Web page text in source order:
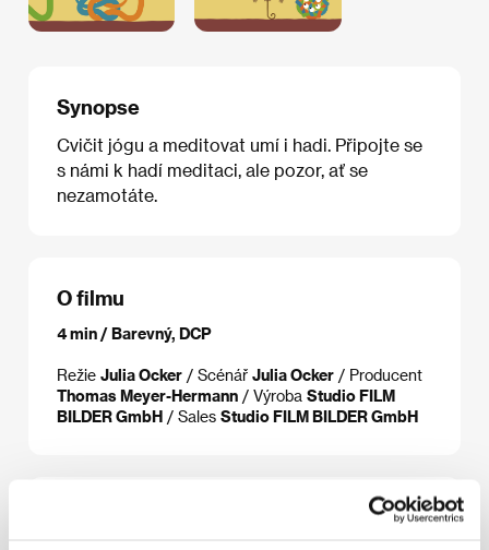
Synopse
Cvičit jógu a meditovat umí i hadi. Připojte se
s námi k hadí meditaci, ale pozor, ať se
nezamotáte.
O filmu
4 min / Barevný, DCP
Režie Julia Ocker / Scénář Julia Ocker / Producent
Thomas Meyer-Hermann / Výroba Studio FILM
BILDER GmbH / Sales Studio FILM BILDER GmbH